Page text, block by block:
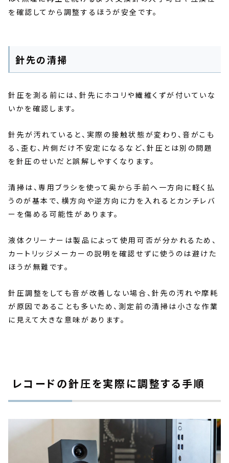
を確認してから調整するほうが安全です。
針先の清掃
針圧を測る前には、針先にホコリや繊維くずが付いていな
いかを確認します。
針先が汚れていると、実際の接触状態が変わり、音がこも
る、歪む、片側だけ不安定になるなど、針圧とは別の問題
を針圧のせいだと誤解しやすくなります。
清掃は、専用ブラシを使って奥から手前へ一方向に軽く払
うのが基本で、横方向や逆方向に力を入れるとカンチレバ
ーを傷める可能性があります。
液体クリーナーは製品によって使用可否が分かれるため、
カートリッジメーカーの説明を確認せずに使うのは避けた
ほうが無難です。
針圧調整をしても音が改善しない場合、針先の汚れや摩耗
が原因であることも多いため、測定前の清掃は小さな作業
に見えて大きな意味があります。
レコードの針圧を実際に調整する手順